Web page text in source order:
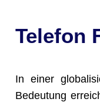
Telefon
In einer
Bedeutung